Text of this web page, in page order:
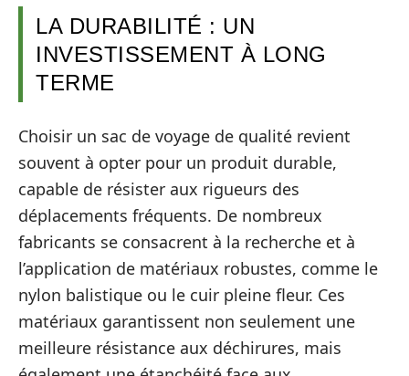
LA DURABILITÉ : UN
INVESTISSEMENT À LONG
TERME
Choisir un sac de voyage de qualité revient
souvent à opter pour un produit durable,
capable de résister aux rigueurs des
déplacements fréquents. De nombreux
fabricants se consacrent à la recherche et à
l’application de matériaux robustes, comme le
nylon balistique ou le cuir pleine fleur. Ces
matériaux garantissent non seulement une
meilleure résistance aux déchirures, mais